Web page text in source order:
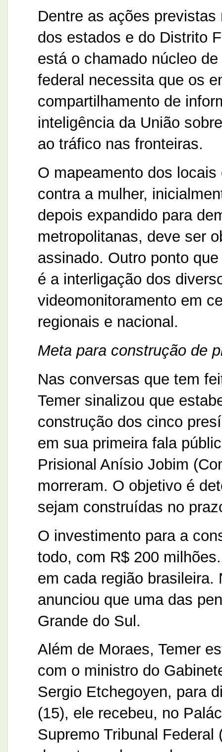
Dentre as ações
dos estados e do Distrito
está o chamado núcleo
federal necessita que os
compartilhamento de
inteligência da União
ao tráfico nas fronteiras.
O mapeamento dos
contra a mulher,
depois expandido para
metropolitanas, deve ser
assinado. Outro ponto
é a interligação dos
videomonitoramento em
regionais e nacional.
Meta para construção de
Nas conversas que tem
Temer sinalizou que
construção dos cinco
em sua primeira fala
Prisional Anísio Jobim
morreram. O objetivo é
sejam construídas no
O investimento para a
todo, com R$ 200
em cada região brasileira.
anunciou que uma das
Grande do Sul.
Além de Moraes, Temer
com o ministro do
Sergio Etchegoyen, para
(15), ele recebeu, no
Supremo Tribunal